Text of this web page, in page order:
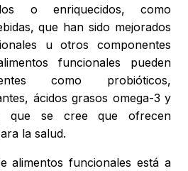
o enriquecidos, como
que han sido mejorados
u otros componentes
funcionales pueden
como probióticos,
ácidos grasos omega-3 y
que se cree que ofrecen
la salud.
alimentos funcionales está a